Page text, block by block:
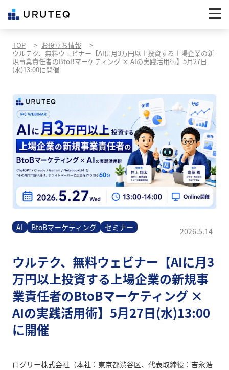
TOP
お役立ち情報
ウルテク、無料ウェビナー【AIに月3万円以上投資する上場企業の新
規事業責任者のBtoBマーケティング × AIの実践活用術】5月27日
(水)13:00に開催
AI BtoBマーケティング セミナー 2026.5.14
ウルテク、無料ウェビナー【AIに月3
万円以上投資する上場企業の新規事
業責任者のBtoBマーケティング ×
AIの実践活用術】5月27日(水)13:00
に開催
ログリー株式会社（本社：東京都渋谷区、代表取締役：吉永浩